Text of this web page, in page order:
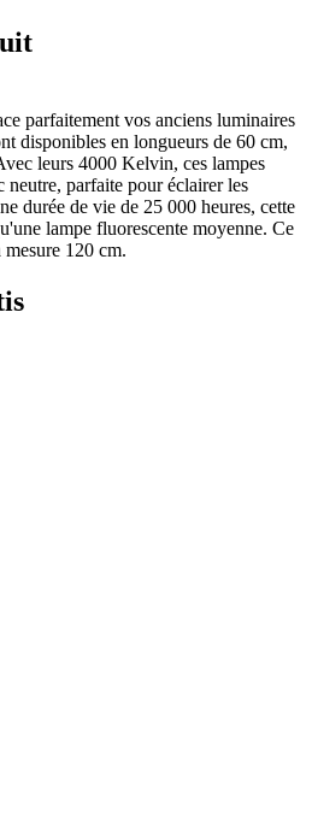
parfaitement vos anciens luminaires
disponibles en longueurs de 60 cm,
leurs 4000 Kelvin, ces lampes
parfaite pour éclairer les
durée de vie de 25 000 heures, cette
lampe fluorescente moyenne. Ce
120 cm.